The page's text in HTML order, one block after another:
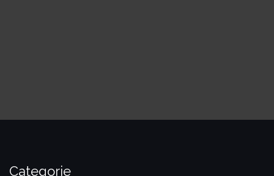
Categorie